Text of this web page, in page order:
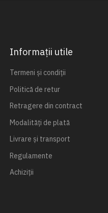
Informații utile
Termeni și condiții
Politică de retur
Retragere din contract
Modalități de plată
Livrare și transport
Regulamente
Achiziții